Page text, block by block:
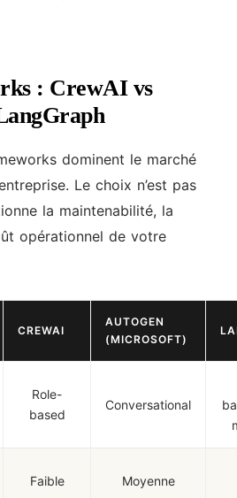
: CrewAI vs
dominent le marché
Le choix n’est pas
la maintenabilité, la
opérationnel de votre
CREWAI
AUTOGEN
(MICROSOFT)
Role-
based
Conversational
Faible Moyenne